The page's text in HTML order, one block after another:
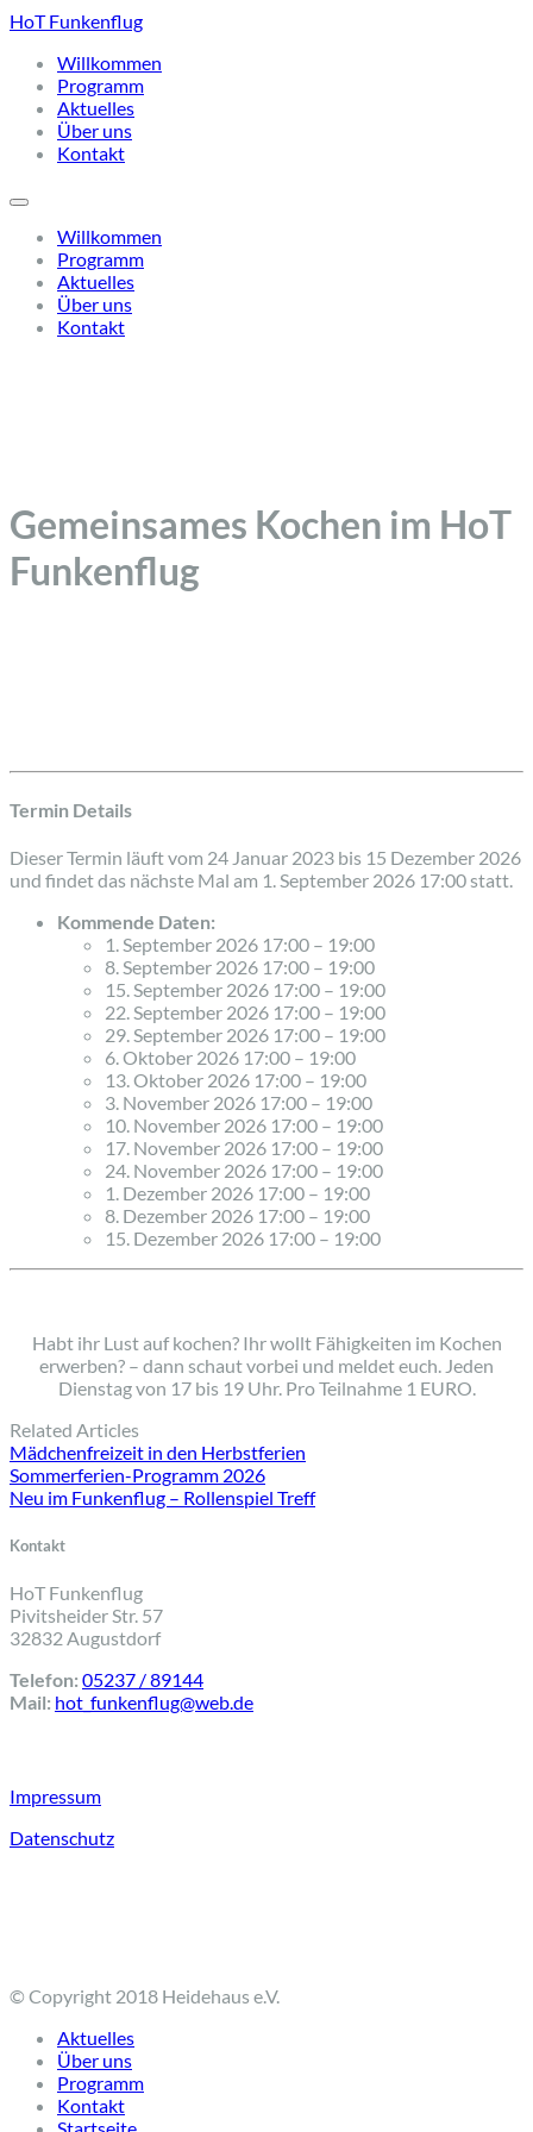
HoT Funkenflug
Willkommen
Programm
Aktuelles
Über uns
Kontakt
Willkommen
Programm
Aktuelles
Über uns
Kontakt
Gemeinsames Kochen im HoT
Funkenflug
Termin Details
Dieser Termin läuft vom 24 Januar 2023 bis 15 Dezember 2026
und findet das nächste Mal am 1. September 2026 17:00 statt.
Kommende Daten:
1. September 2026 17:00 – 19:00
8. September 2026 17:00 – 19:00
15. September 2026 17:00 – 19:00
22. September 2026 17:00 – 19:00
29. September 2026 17:00 – 19:00
6. Oktober 2026 17:00 – 19:00
13. Oktober 2026 17:00 – 19:00
3. November 2026 17:00 – 19:00
10. November 2026 17:00 – 19:00
17. November 2026 17:00 – 19:00
24. November 2026 17:00 – 19:00
1. Dezember 2026 17:00 – 19:00
8. Dezember 2026 17:00 – 19:00
15. Dezember 2026 17:00 – 19:00
Habt ihr Lust auf kochen? Ihr wollt Fähigkeiten im Kochen
erwerben? – dann schaut vorbei und meldet euch. Jeden
Dienstag von 17 bis 19 Uhr. Pro Teilnahme 1 EURO.
Related Articles
Mädchenfreizeit in den Herbstferien
Sommerferien-Programm 2026
Neu im Funkenflug – Rollenspiel Treff
Kontakt
HoT Funkenflug
Pivitsheider Str. 57
32832 Augustdorf
Telefon: 05237 / 89144
Mail: hot_funkenflug@web.de
Impressum
Datenschutz
© Copyright 2018 Heidehaus e.V.
Aktuelles
Über uns
Programm
Kontakt